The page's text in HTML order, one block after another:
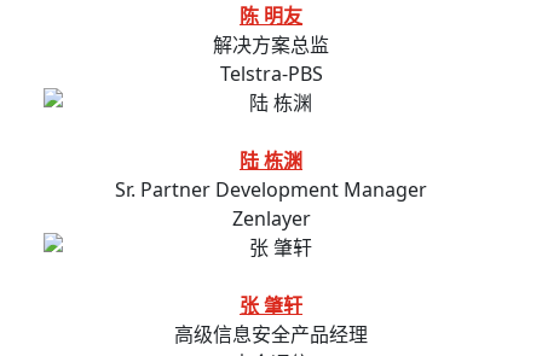
陈 明友
解决方案总监
Telstra-PBS
陆 栋渊
Sr. Partner Development Manager
Zenlayer
张 肇轩
高级信息安全产品经理